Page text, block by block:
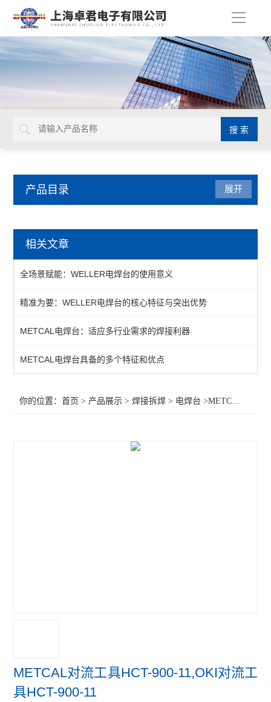
导
产品目录
吸锡线
QUICK吸烟仪
恒温热风机
返修产品
电焊台
展开
相关文章
全场景赋能：WELLER电焊台的使用意义
精准为要：WELLER电焊台的核心特征与突出优势
METCAL电焊台：适应多行业需求的焊接利器
METCAL电焊台具备的多个特征和优点
你的位置：首页 > 产品展示 >焊接拆焊 > 电焊台 >METCAL对流工具HCT-900-11,OKI对流工具HCT-900-11
METCAL对流工具HCT-900-11,OKI对流工
具HCT-900-11